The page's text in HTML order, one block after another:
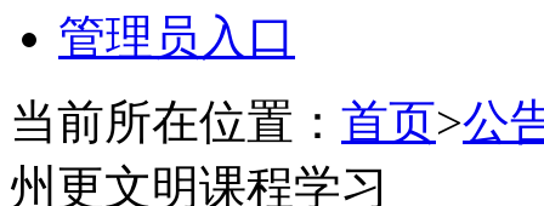
管理员入口
当前所在位置： 首页>公
州更文明课程学习